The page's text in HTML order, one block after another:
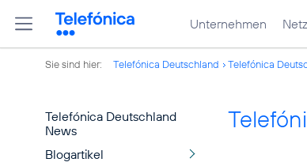
Unternehmen
Sie sind hier: Telefónica Deutschland Telefónica
Telefónica Deutschland
News
Blogartikel